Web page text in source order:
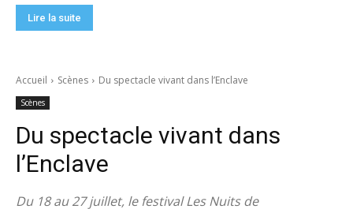
Lire la suite